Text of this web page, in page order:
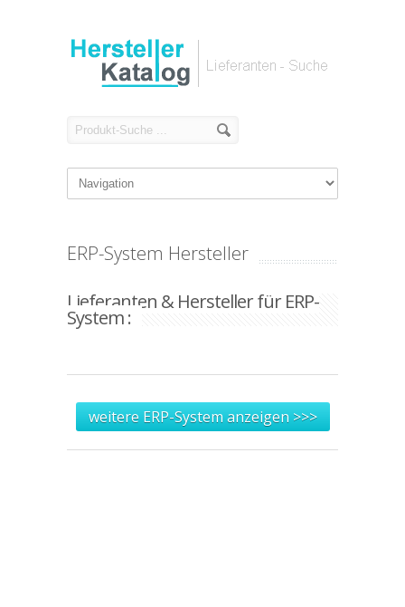
ERP-System Hersteller
Lieferanten & Hersteller für ERP-
System :
weitere ERP-System anzeigen >>>